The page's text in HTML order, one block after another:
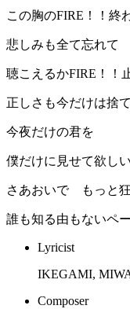
この胸のFIRE！！終
悲しみも全て忘れて
聴こえるかFIRE！！
正しさも今だけは捨
今夜だけの君を
僕だけに見せて欲し
さあおいで もっと
誰も知る由もないペ
Lyricist
IKEGAMI,
Composer